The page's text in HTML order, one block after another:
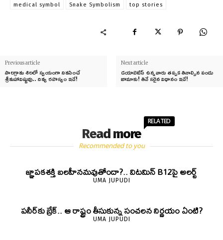
medical symbol Snake Symbolism top stories
Previous article
సాలగ్రామ శిలలో స్వయంగా నివసించే
శ్రీమహావిష్ణువు.. దివ్య రహస్యం ఇదే!
Next article
డయాబెటిస్ ఉన్నవారు తప్పక తినాల్సిన పండు
జామాకు! తినే సరైన విధానం ఇదే!
Read more
RELATED
Recommended to you
జ్ఞాపకశక్తి బలహీనమవుతోందా?.. విటమిన్ B12పై అలర్ట్
UMA JUPUDI
పనీర్‌కు బ్రేక్.. ఆ రాష్ట్రం తీసుకున్న సంచలన నిర్ణయం ఏంటి?
UMA JUPUDI